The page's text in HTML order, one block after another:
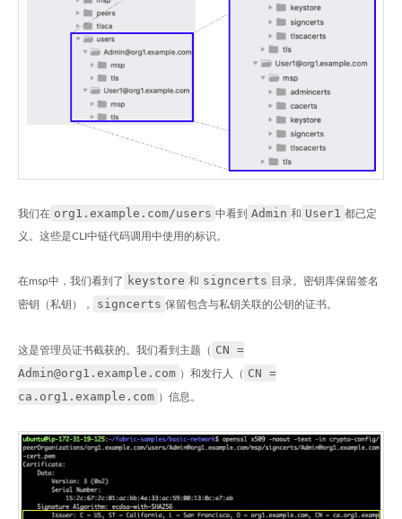
我们在 org1.example.com/users 中看到 Admin 和 User1 都已定
义。这些是CLI中链代码调用中使用的标识。
在msp中，我们看到了 keystore 和 signcerts 目录。密钥库保留签名
密钥（私钥）， signcerts 保留包含与私钥关联的公钥的证书。
这是管理员证书截获的。我们看到主题（ CN =
Admin@org1.example.com ）和发行人（ CN =
ca.org1.example.com ）信息。